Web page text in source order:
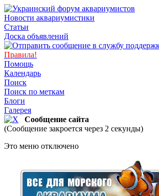
Новости аквариумистики
Статьи
Доска объявлений
Правила!
Помощь
Календарь
Поиск
Поиск по меткам
Блоги
Галерея
Сообщение сайта
(Сообщение закроется через 2 секунды)
Это меню отключено